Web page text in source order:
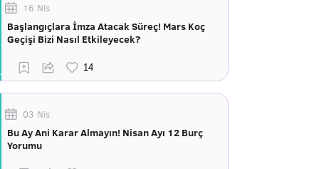
16 Nis
Başlangıçlara İmza Atacak Süreç! Mars Koç
Geçişi Bizi Nasıl Etkileyecek?
03 Nis
Bu Ay Ani Karar Almayın! Nisan Ayı 12 Burç
Yorumu